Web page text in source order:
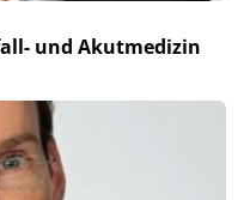
und Akutmedizin